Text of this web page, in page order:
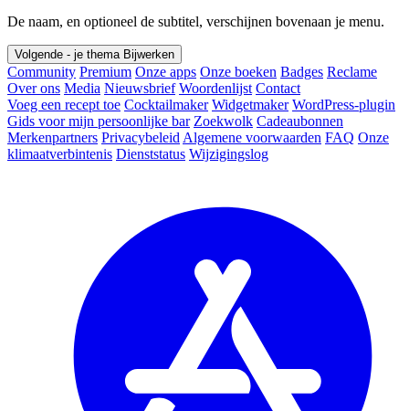
De naam, en optioneel de subtitel, verschijnen bovenaan je menu.
Volgende - je thema Bijwerken
Community Premium Onze apps Onze boeken Badges Reclame
Over ons Media Nieuwsbrief Woordenlijst Contact
Voeg een recept toe Cocktailmaker Widgetmaker WordPress-plugin
Gids voor mijn persoonlijke bar Zoekwolk Cadeaubonnen
Merkenpartners Privacybeleid Algemene voorwaarden FAQ Onze
klimaatverbintenis Dienststatus Wijzigingslog